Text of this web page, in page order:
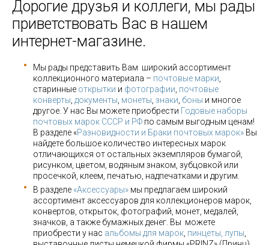
Дорогие друзья и коллеги, мы рады
приветствовать Вас в нашем
интернет-магазине.
Мы рады представить Вам широкий ассортимент
коллекционного материала – почтовые марки
старинные открытки и фотографии почтовые
конверты документы монеты знаки боны и многое
другое. У нас Вы можете приобрести Годовые наборы
почтовых марок СССР и РФ по самым выгодным ценам!
В разделе «Разновидности и Браки почтовых марок» Вы
найдете большое количество интересных марок
отличающихся от остальных экземпляров бумагой,
рисунком, цветом, водяным знаком, зубцовкой или
просечкой, клеем, печатью, надпечатками и другим.
В разделе «Аксессуары» мы предлагаем широкий
ассортимент аксессуаров для коллекционеров марок,
конвертов, открыток, фотографий, монет, медалей,
значков, а также бумажных денег. Вы можете
приобрести у нас альбомы для марок пинцеты, лупы